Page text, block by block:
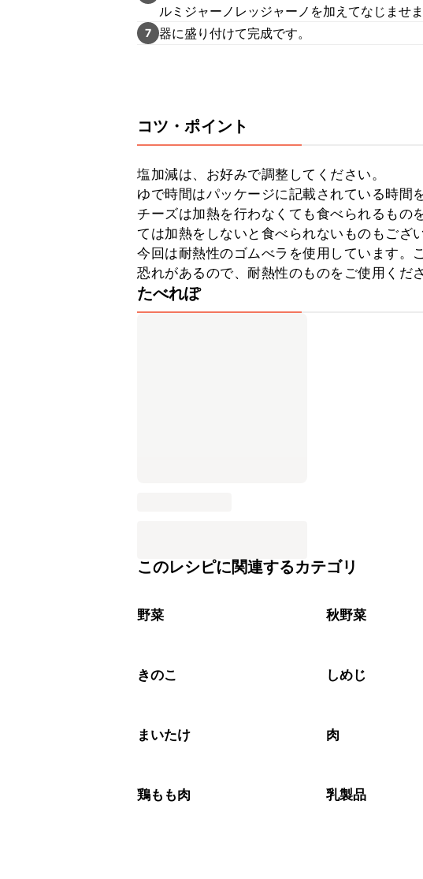
ルミジャーノレッジャーノを加えてなじませま
7 器に盛り付けて完成です。
コツ・ポイント
塩加減は、お好みで調整してください。
ゆで時間はパッケージに記載されている時間
チーズは加熱を行わなくても食べられるもの
ては加熱をしないと食べられないものもござ
今回は耐熱性のゴムべラを使用しています。
恐れがあるので、耐熱性のものをご使用くださ
たべれぽ
このレシピに関連するカテゴリ
野菜 秋野菜
きのこ しめじ
まいたけ 肉
鶏もも肉 乳製品